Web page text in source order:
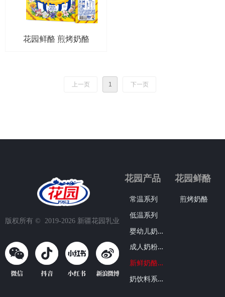
花园鲜酪 煎烤奶酪
上一页 1 下一页
版权所有 ©  2019-2026 新疆花园乳业
常温系列
低温系列
婴
幼儿奶粉系列
成
人奶粉系列
新
鲜奶酪系列
奶
饮料系列
花园产品 花园鲜酪
煎烤奶酪